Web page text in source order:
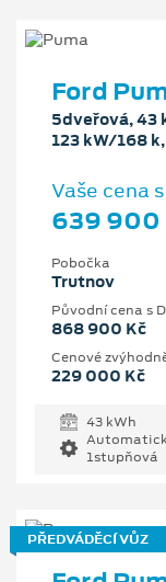
Ford
5dveřová, 43
123 kW/168
Vaše cena
639 900
Pobočka
Trutnov
Původní cena s
868 900 Kč
Cenové
229 000 Kč
43 kWh
1stupňová
PŘEDVÁDĚCÍ VŮZ